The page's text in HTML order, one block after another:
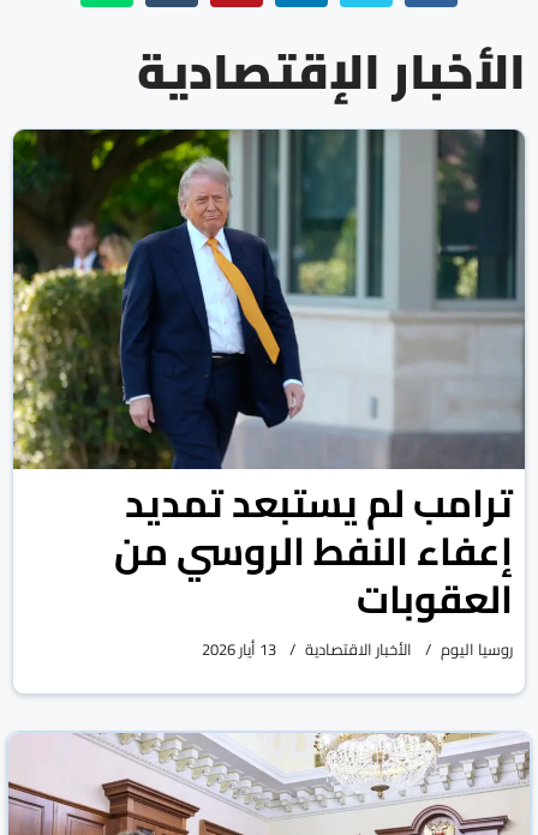
الأخبار الإقتصادية
ترامب لم يستبعد تمديد
إعفاء النفط الروسي من
العقوبات
روسيا اليوم الأخبار الاقتصادية 13 أيار 2026